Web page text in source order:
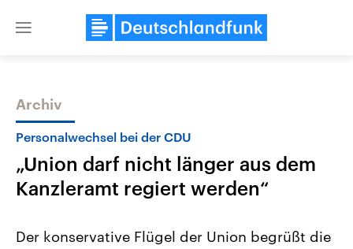
Close
Themen
Archiv
Personalwechsel bei der CDU
„Union darf nicht länger aus dem
Kanzleramt regiert werden“
Der konservative Flügel der Union begrüßt die